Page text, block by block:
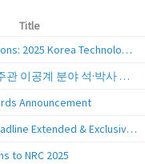
Title
Call for Applications: 2025 Korea Technology Advisory Group (K-TAG)
과총-한국은행 주관 이공계 분야 석·박사 학위자 대상 서베이
Announcement
i-Drone 2025, Deadline Extended & Exclusive Opportunity to Travel to Korea!
to NRC 2025